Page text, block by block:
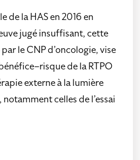
de la HAS en 2016 en
jugé insuffisant, cette
le CNP d’oncologie, vise
de la RTPO
externe à la lumière
celles de l’essai